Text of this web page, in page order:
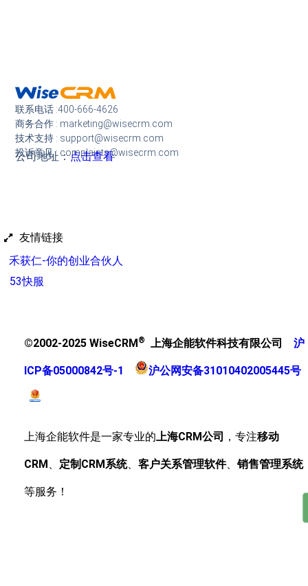
联系电话 :400-666-4626
商务合作 : marketing@wisecrm.com
技术支持 : support@wisecrm.com
投诉意见 : complaints@wisecrm.com
公司地址：点击查看
友情链接
禾获仁-你的创业合伙人
53快服
©2002-2025 WiseCRM ® 上海企能软件科技有限公司 沪
ICP备05000842号-1 沪公网安备31010402005445号
上海企能软件是一家专业的上海CRM公司 ，专注移动
CRM 、 定制CRM系统、 客户关系管理软件、销售管理系统
等服务！